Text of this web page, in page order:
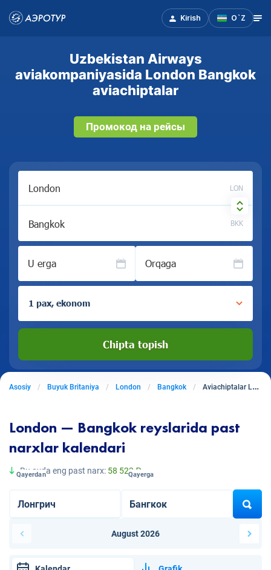
Kirish O`Z
Uzbekistan Airways
aviakompaniyasida London Bangkok
aviachiptalar
Промокод на рейсы
LON
BKK
U erga Orqaga
1 pax, ekonom
Chipta topish
Asosiy Buyuk Britaniya London Bangkok Aviachiptalar Londondan Bangkokga
London — Bangkok reyslarida past
narxlar kalendari
Bu oyda eng past narx: 58 523 ₽
Qayerdan Qayerga
August 2026